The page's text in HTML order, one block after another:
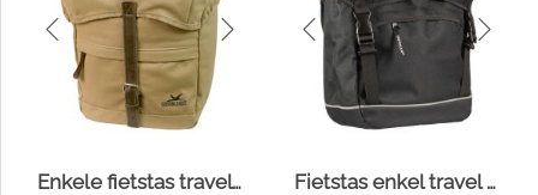
Enkele fietstas travel canvas Fietstas enkel travel zwart 20l